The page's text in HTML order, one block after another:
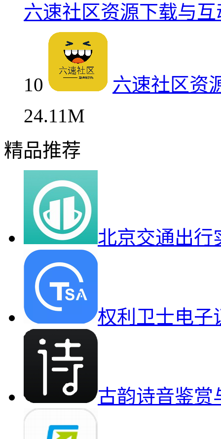
六速社区资源下载与
10
六速社区资
24.11M
精品推荐
北京交通出行
权利卫士电子
古韵诗音鉴赏